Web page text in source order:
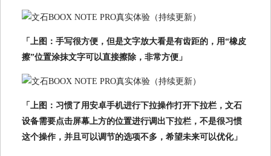
「上图：手写很方便，但是文字放大看是有齿距的，用“橡皮
擦”位置涂抹文字可以直接擦除，非常方便」
「上图：习惯了用安卓手机进行下拉操作打开下拉栏，文石
设备需要点击屏幕上方的位置进行调出下拉栏，不是很习惯
这个操作，并且可以调节的选项不多，希望未来可以优化」